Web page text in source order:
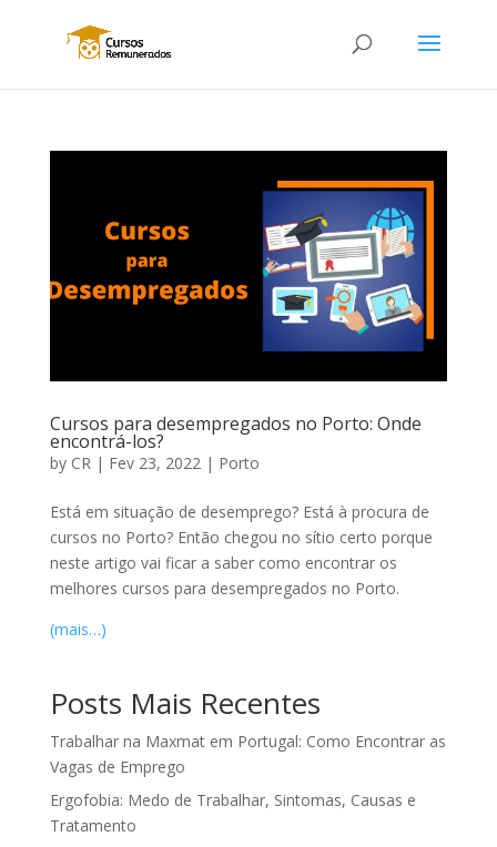
Cursos para desempregados no Porto: Onde
encontrá-los?
by CR| Fev 23, 2022| Porto
Está em situação de desemprego? Está à procura de
cursos no Porto? Então chegou no sítio certo porque
neste artigo vai ficar a saber como encontrar os
melhores cursos para desempregados no Porto.
(mais…)
Posts Mais Recentes
Trabalhar na Maxmat em Portugal: Como Encontrar as
Vagas de Emprego
Ergofobia: Medo de Trabalhar, Sintomas, Causas e
Tratamento